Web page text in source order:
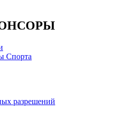
разрешений